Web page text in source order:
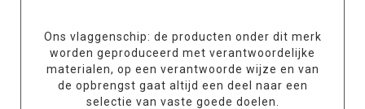
Ons vlaggenschip: de producten onder dit merk
worden geproduceerd met verantwoordelijke
materialen, op een verantwoorde wijze en van
de opbrengst gaat altijd een deel naar een
selectie van vaste goede doelen.